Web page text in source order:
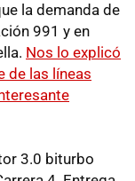
la demanda de
991 y en
Nos lo explicó
de las líneas
3.0 biturbo